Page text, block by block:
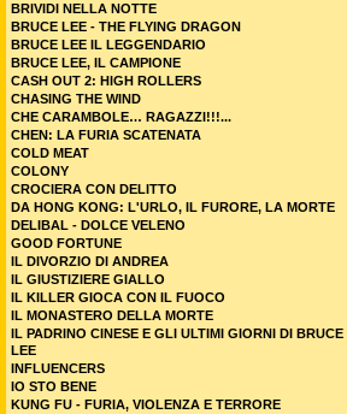
BRIVIDI NELLA NOTTE
BRUCE LEE - THE FLYING DRAGON
BRUCE LEE IL LEGGENDARIO
BRUCE LEE, IL CAMPIONE
CASH OUT 2: HIGH ROLLERS
CHASING THE WIND
CHE CARAMBOLE… RAGAZZI!!!...
CHEN: LA FURIA SCATENATA
COLD MEAT
COLONY
CROCIERA CON DELITTO
DA HONG KONG: L'URLO, IL FURORE, LA MORTE
DELIBAL - DOLCE VELENO
GOOD FORTUNE
IL DIVORZIO DI ANDREA
IL GIUSTIZIERE GIALLO
IL KILLER GIOCA CON IL FUOCO
IL MONASTERO DELLA MORTE
IL PADRINO CINESE E GLI ULTIMI GIORNI DI BRUCE
LEE
INFLUENCERS
IO STO BENE
KUNG FU - FURIA, VIOLENZA E TERRORE